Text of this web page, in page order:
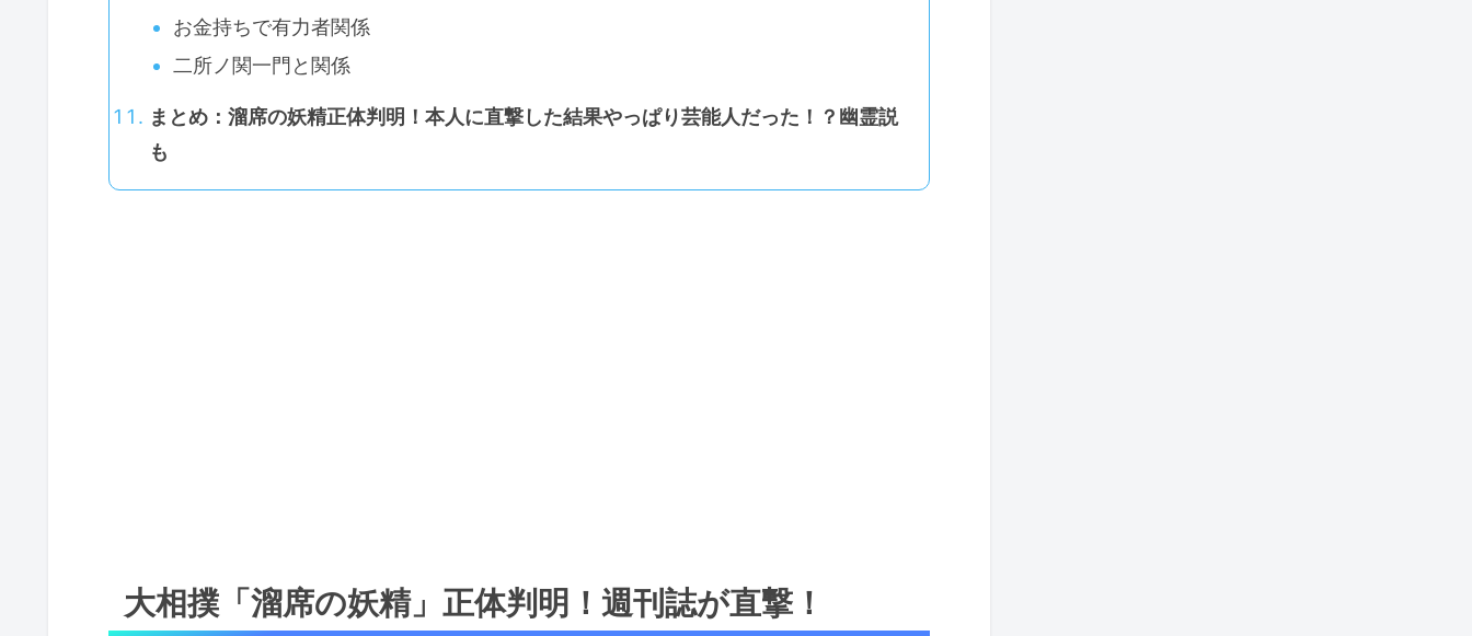
お金持ちで有力者関係
二所ノ関一門と関係
まとめ：溜席の妖精正体判明！本人に直撃した結果やっぱり芸能人だった！？幽霊説
も
大相撲「溜席の妖精」正体判明！週刊誌が直撃！